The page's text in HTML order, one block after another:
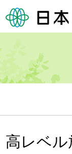
高レベル